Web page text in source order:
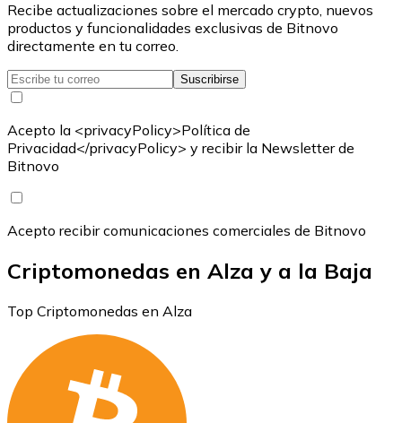
Recibe actualizaciones sobre el mercado crypto, nuevos
productos y funcionalidades exclusivas de Bitnovo
directamente en tu correo.
Suscribirse
Acepto la <privacyPolicy>Política de
Privacidad</privacyPolicy> y recibir la Newsletter de
Bitnovo
Acepto recibir comunicaciones comerciales de Bitnovo
Criptomonedas en Alza y a la Baja
Top Criptomonedas en Alza